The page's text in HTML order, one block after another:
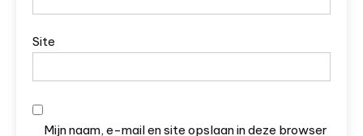
Site
Mijn naam, e-mail en site opslaan in deze browser